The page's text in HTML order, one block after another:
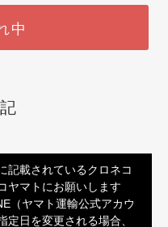
中
記載されているクロネコ
ヤマトにお願いします
（ヤマト運輸公式アカウ
定日を変更される場合、